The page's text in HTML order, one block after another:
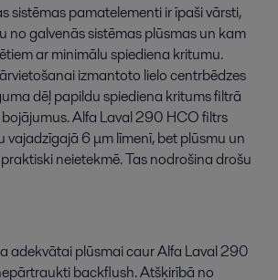
sistēmaspamatelementiirīpašivārsti,
nogalvenāssistēmasplūsmasun kam
arminimāluspiediena kritumu.
izmantoto lielocentrbēdzes
dēļpapilduspiediena kritumsfiltrā
bojājumus.Alfa Laval290 HCOfiltrs
vajadzīgajā 6μmlīmenī,betplūsmu un
praktiskineietekmē.Tasnodrošinadrošu
adekvātaiplūsmaicaurAlfa Laval290
backflush.Atšķirībā no